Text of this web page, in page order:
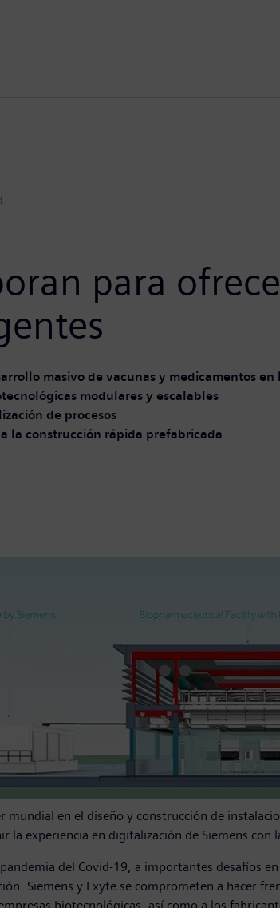
para
masivo de vacunas y medicamentos
modulares y escalables
de procesos
la construcción rápida prefabricada
en el diseño y construcción de
experiencia en digitalización de Siemens con
del Covid-19, a importantes desafíos
Siemens y Exyte se comprometen a hacer
biotecnológicas, así como a los